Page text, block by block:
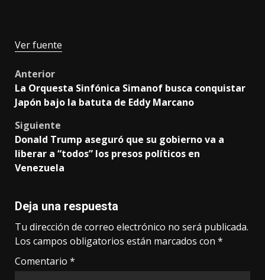
Ver fuente
Post
navigation
Anterior
La Orquesta Sinfónica Simanof busca conquistar
Japón bajo la batuta de Eddy Marcano
Siguiente
Donald Trump aseguró que su gobierno va a
liberar a “todos” los presos políticos en
Venezuela
Deja una respuesta
Tu dirección de correo electrónico no será publicada.
Los campos obligatorios están marcados con *
Comentario *